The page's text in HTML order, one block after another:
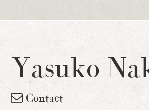
Yasuko
Contact